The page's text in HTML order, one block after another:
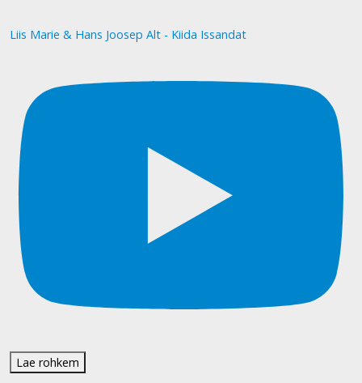
Liis Marie & Hans Joosep Alt - Kiida Issandat
Lae rohkem